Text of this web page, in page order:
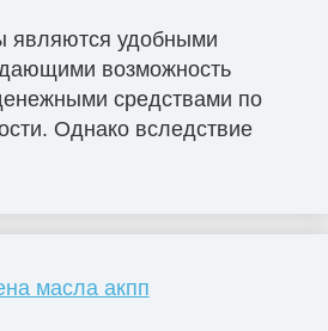
являются удобными
возможность
средствами по
Однако вследствие
масла акпп